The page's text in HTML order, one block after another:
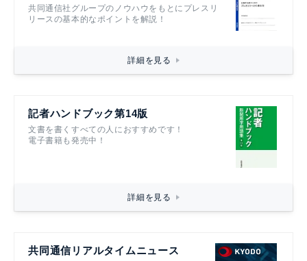
共同通信社グループのノウハウをもとにプレスリ
リースの基本的なポイントを解説！
詳細を見る
記者ハンドブック第14版
文書を書くすべての人におすすめです！
電子書籍も発売中！
詳細を見る
共同通信リアルタイムニュース